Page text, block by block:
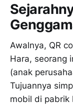
Awalnya, QR
Hara, seorang
(anak
Tujuannya
mobil di pabrik